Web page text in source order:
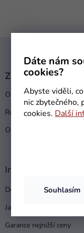
Dáte nám
cookies?
Abyste viděli,
nic zbytečného,
cookies. Další
Souhlasím
Zákaznický servis
Obchodní podmínky
Reklamační řád
Ochrana osobních údajů
Informace pro vás
Doprava a platba
Jak nakupovat
Garance nejnižší ceny